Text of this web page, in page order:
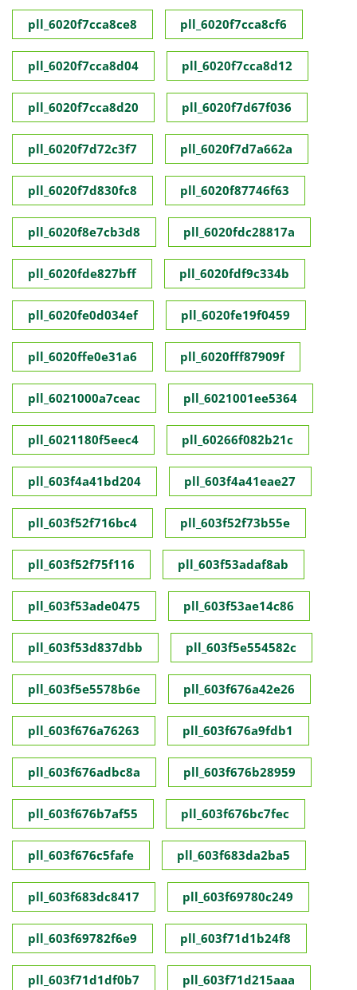
pll_6020f7cca8ce8 pll_6020f7cca8cf6
pll_6020f7cca8d04 pll_6020f7cca8d12
pll_6020f7cca8d20 pll_6020f7d67f036
pll_6020f7d72c3f7 pll_6020f7d7a662a
pll_6020f7d830fc8 pll_6020f87746f63
pll_6020f8e7cb3d8 pll_6020fdc28817a
pll_6020fde827bff pll_6020fdf9c334b
pll_6020fe0d034ef pll_6020fe19f0459
pll_6020ffe0e31a6 pll_6020fff87909f
pll_6021000a7ceac pll_6021001ee5364
pll_6021180f5eec4 pll_60266f082b21c
pll_603f4a41bd204 pll_603f4a41eae27
pll_603f52f716bc4 pll_603f52f73b55e
pll_603f52f75f116 pll_603f53adaf8ab
pll_603f53ade0475 pll_603f53ae14c86
pll_603f53d837dbb pll_603f5e554582c
pll_603f5e5578b6e pll_603f676a42e26
pll_603f676a76263 pll_603f676a9fdb1
pll_603f676adbc8a pll_603f676b28959
pll_603f676b7af55 pll_603f676bc7fec
pll_603f676c5fafe pll_603f683da2ba5
pll_603f683dc8417 pll_603f69780c249
pll_603f69782f6e9 pll_603f71d1b24f8
pll_603f71d1df0b7 pll_603f71d215aaa